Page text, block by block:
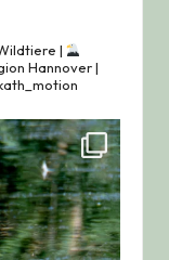
|
Hannover |